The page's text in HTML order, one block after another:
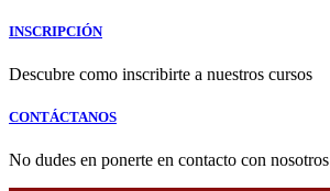
INSCRIPCIÓN
Descubre como inscribirte a nuestros cursos
CONTÁCTANOS
No dudes en ponerte en contacto con nosotros